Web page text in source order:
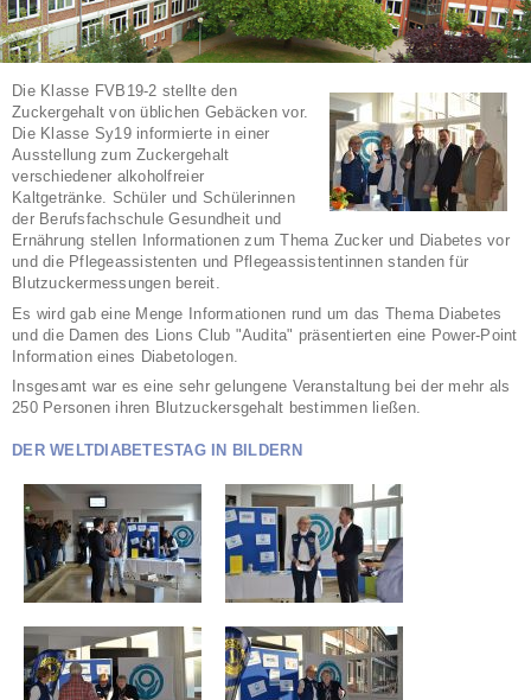
Die Klasse FVB19-2 stellte den
Zuckergehalt von üblichen Gebäcken vor.
Die Klasse Sy19 informierte in einer
Ausstellung zum Zuckergehalt
verschiedener alkoholfreier
Kaltgetränke. Schüler und Schülerinnen
der Berufsfachschule Gesundheit und
Ernährung stellen Informationen zum Thema Zucker und Diabetes vor
und die Pflegeassistenten und Pflegeassistentinnen standen für
Blutzuckermessungen bereit.
Es wird gab eine Menge Informationen rund um das Thema Diabetes
und die Damen des Lions Club "Audita" präsentierten eine Power-Point
Information eines Diabetologen.
Insgesamt war es eine sehr gelungene Veranstaltung bei der mehr als
250 Personen ihren Blutzuckersgehalt bestimmen ließen.
DER WELTDIABETESTAG IN BILDERN